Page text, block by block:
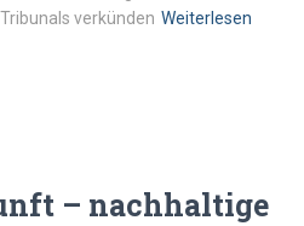
verkünden Weiterlesen
– nachhaltige